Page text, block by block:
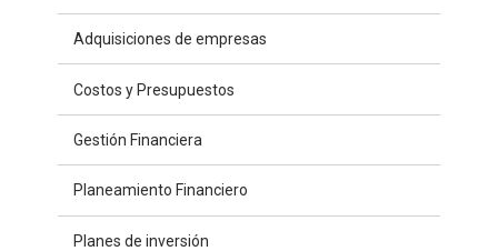
Adquisiciones de empresas
Costos y Presupuestos
Gestión Financiera
Planeamiento Financiero
Planes de inversión